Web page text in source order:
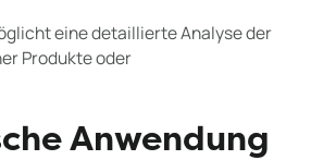
eine detaillierte Analyse der
Produkte oder
Anwendung